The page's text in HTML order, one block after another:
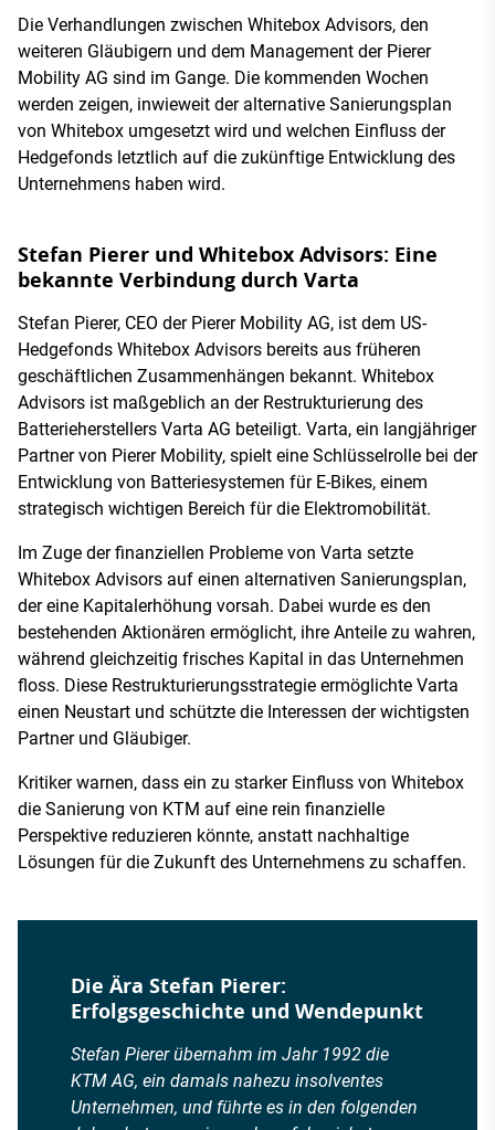
Die Verhandlungen zwischen Whitebox Advisors, den
weiteren Gläubigern und dem Management der Pierer
Mobility AG sind im Gange. Die kommenden Wochen
werden zeigen, inwieweit der alternative Sanierungsplan
von Whitebox umgesetzt wird und welchen Einfluss der
Hedgefonds letztlich auf die zukünftige Entwicklung des
Unternehmens haben wird.
Stefan Pierer und Whitebox Advisors: Eine
bekannte Verbindung durch Varta
Stefan Pierer, CEO der Pierer Mobility AG, ist dem US-
Hedgefonds Whitebox Advisors bereits aus früheren
geschäftlichen Zusammenhängen bekannt. Whitebox
Advisors ist maßgeblich an der Restrukturierung des
Batterieherstellers Varta AG beteiligt. Varta, ein langjähriger
Partner von Pierer Mobility, spielt eine Schlüsselrolle bei der
Entwicklung von Batteriesystemen für E-Bikes, einem
strategisch wichtigen Bereich für die Elektromobilität.
Im Zuge der finanziellen Probleme von Varta setzte
Whitebox Advisors auf einen alternativen Sanierungsplan,
der eine Kapitalerhöhung vorsah. Dabei wurde es den
bestehenden Aktionären ermöglicht, ihre Anteile zu wahren,
während gleichzeitig frisches Kapital in das Unternehmen
floss. Diese Restrukturierungsstrategie ermöglichte Varta
einen Neustart und schützte die Interessen der wichtigsten
Partner und Gläubiger.
Kritiker warnen, dass ein zu starker Einfluss von Whitebox
die Sanierung von KTM auf eine rein finanzielle
Perspektive reduzieren könnte, anstatt nachhaltige
Lösungen für die Zukunft des Unternehmens zu schaffen.
Die Ära Stefan Pierer:
Erfolgsgeschichte und Wendepunkt
Stefan Pierer übernahm im Jahr 1992 die
KTM AG, ein damals nahezu insolventes
Unternehmen, und führte es in den folgenden